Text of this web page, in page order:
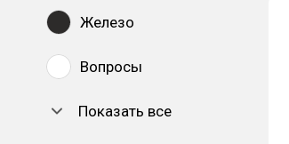
Железо
Вопросы
Показать все